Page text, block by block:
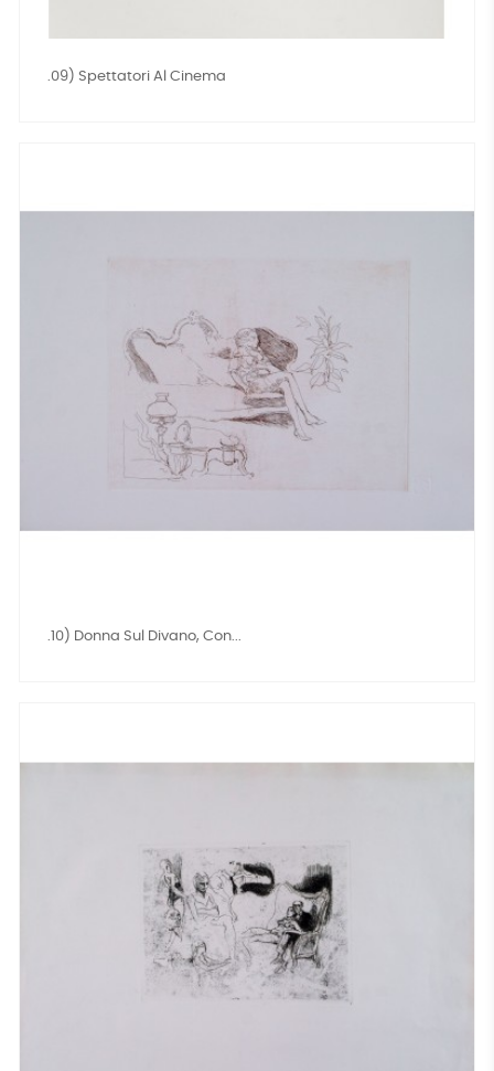
.09) Spettatori Al Cinema
.10) Donna Sul Divano, Con...